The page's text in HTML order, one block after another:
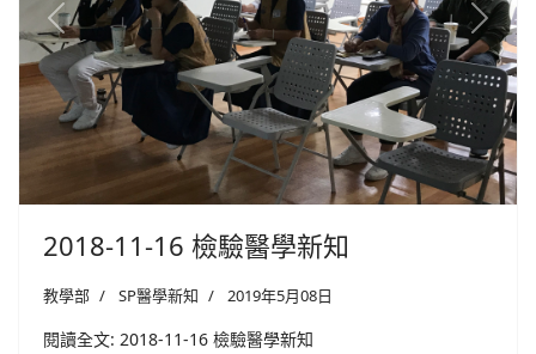
Previous Next
2018-11-16 檢驗醫學新知
教學部 SP醫學新知 2019年5月08日
閱讀全文: 2018-11-16 檢驗醫學新知